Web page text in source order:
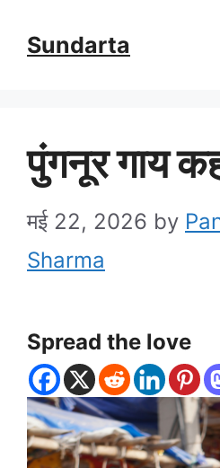
Sundarta
पुंगनूर गाय
मई 22, 2026 by
Sharma
Spread the love